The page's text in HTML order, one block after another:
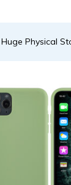
Huge Physical